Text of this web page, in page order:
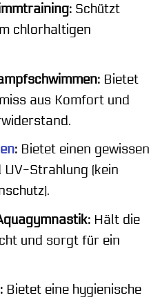
Schützt
chlorhaltigen
Bietet
aus Komfort und
:Bietet einen gewissen
UV-Strahlung (kein
Hält die
und sorgt für ein
Bietet eine hygienische